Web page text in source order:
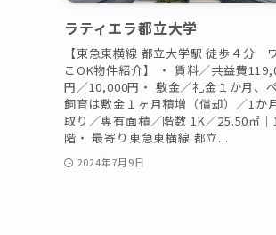
ラティエラ都立大学
【東急東横線 都立大学駅 徒歩４分
こOK物件紹介】 ・ 賃料／共益費
円／10,000円・ 敷金／礼金１か月、
飼育は敷金１ヶ月積増（償却）／1か
取り／専有面積／階数 1K／25.50㎡｜1
階・ 最寄り東急東横線 都立...
2024年7月9日